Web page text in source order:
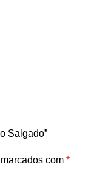
Salgado”
com *